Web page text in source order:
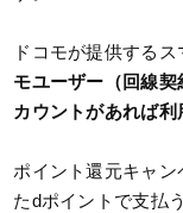
ドコモが提供する
モユーザー（回線
カウントがあれば利
ポイント還元キャ
たdポイントで支払